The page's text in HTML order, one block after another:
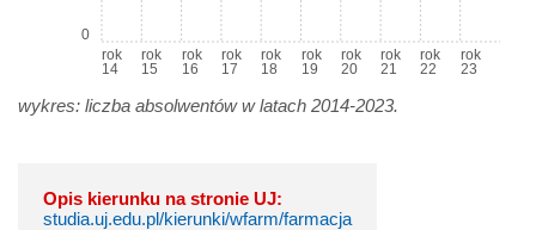
rok
14
rok
15
rok
16
rok
17
rok
18
rok
19
rok
20
rok
21
rok
22
rok
23
0
wykres: liczba absolwentów w latach 2014-2023.
Opis kierunku na stronie UJ:
studia.uj.edu.pl/kierunki/wfarm/farmacja